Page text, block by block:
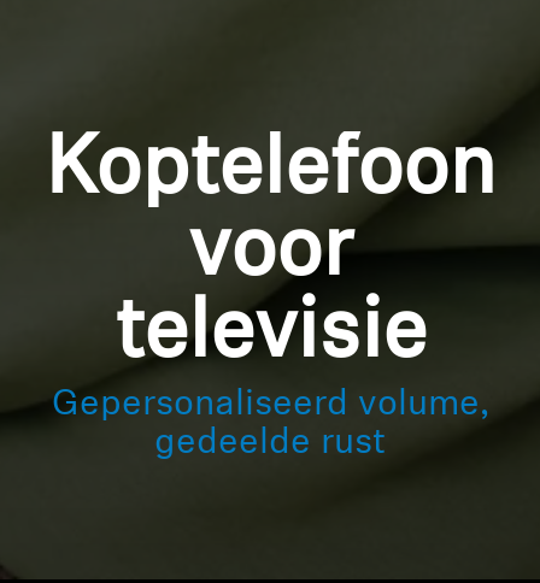
Koptelefoon
voor
televisie
Gepersonaliseerd volume,
gedeelde rust